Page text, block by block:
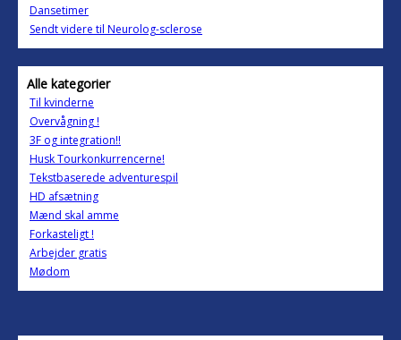
Dansetimer
Sendt videre til Neurolog-sclerose
Alle kategorier
Til kvinderne
Overvågning !
3F og integration!!
Husk Tourkonkurrencerne!
Tekstbaserede adventurespil
HD afsætning
Mænd skal amme
Forkasteligt !
Arbejder gratis
Mødom